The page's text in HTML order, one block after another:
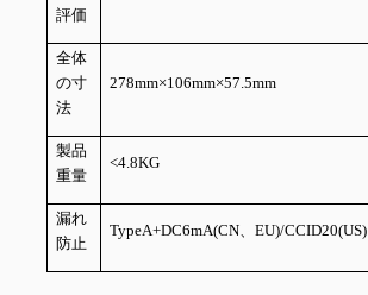
評価
全体
の寸
法
278mm×106mm×57.5mm
製品
重量
<4.8KG
漏れ
防止
TypeA+DC6mA(CN、EU)/CCID20(US)